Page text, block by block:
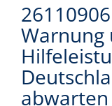
Warnung